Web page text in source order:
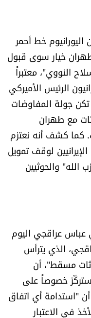
خط أحمر
طهران خيار سوى قبول
النووي"، معتبراً
الرئيس الأميركي
تكن جولة المفاوضات
مع طهران
كما كشف أنه نعتزم
لوقف تمويل
والحوثيين
عباس عراقجي اليوم
الذي يترأس
مسقط"، أن
خصوصاً على
أن "استدامة أي اتفاق
في الاعتبار